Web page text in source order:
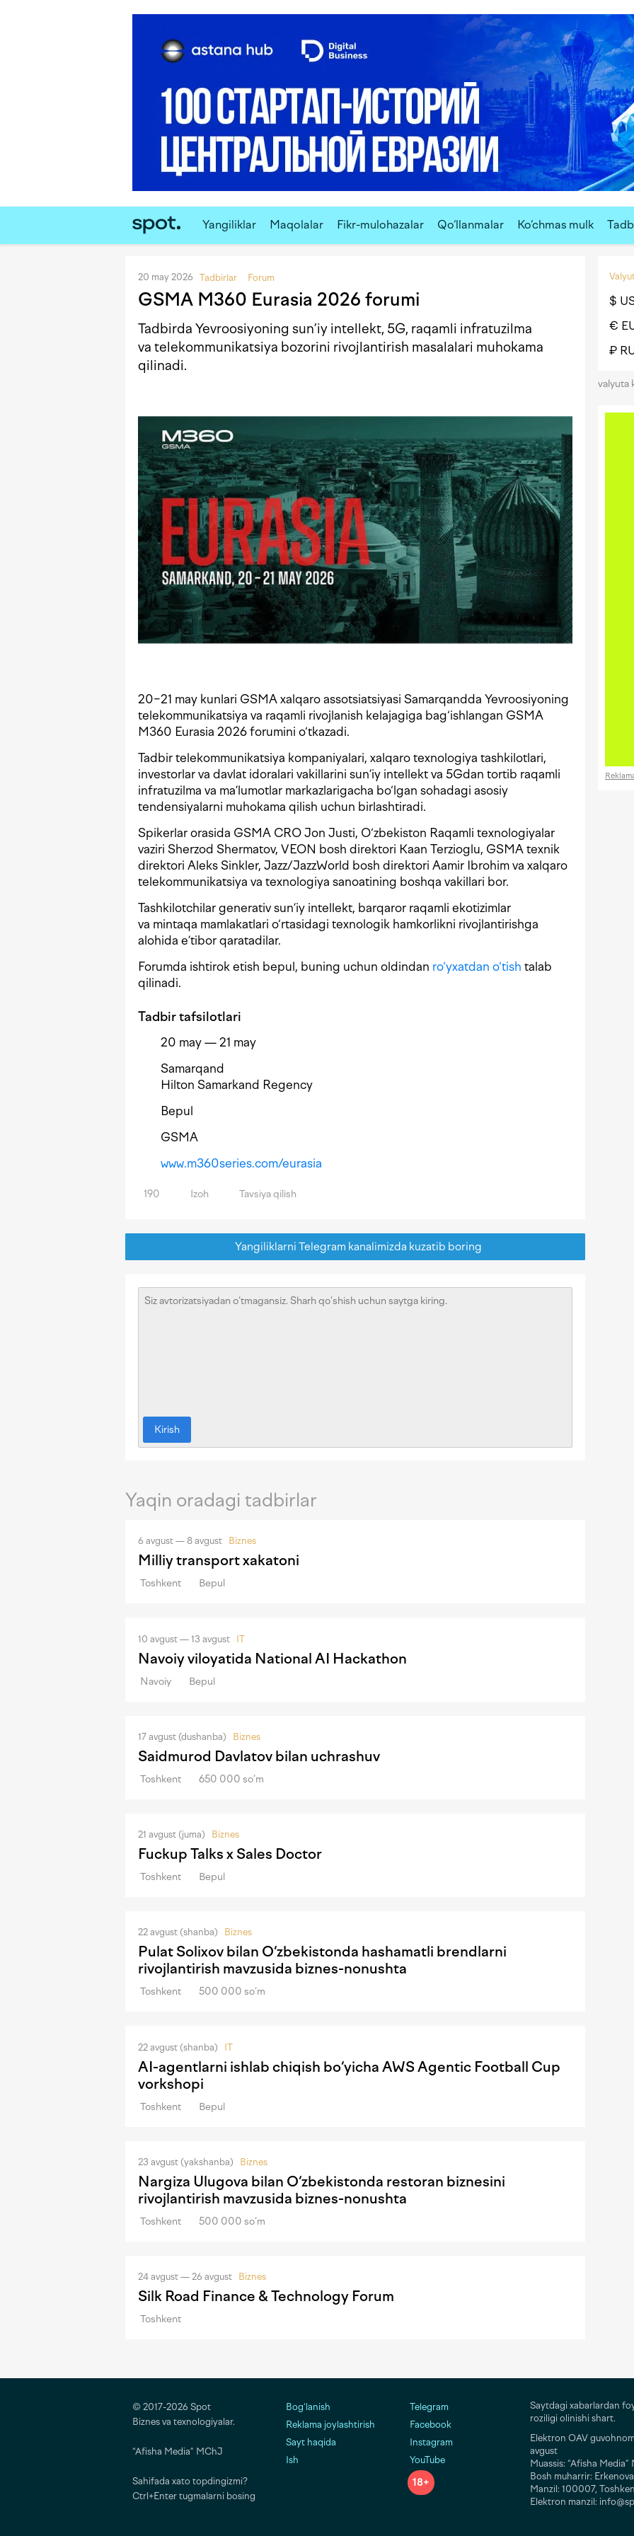
Yangiliklar Maqolalar Fikr-mulohazalar Qo‘llanmalar Ko‘chmas mulk
20 may 2026 Tadbirlar Forum
GSMA M360 Eurasia 2026 forumi
Tadbirda Yevroosiyoning sun’iy intellekt, 5G, raqamli infratuzilma
va telekommunikatsiya bozorini rivojlantirish masalalari muhokama
qilinadi.
20−21 may kunlari GSMA xalqaro assotsiatsiyasi Samarqandda Yevroosiyoning
telekommunikatsiya va raqamli rivojlanish kelajagiga bag‘ishlangan GSMA
M360 Eurasia 2026 forumini o‘tkazadi.
Tadbir telekommunikatsiya kompaniyalari, xalqaro texnologiya tashkilotlari,
investorlar va davlat idoralari vakillarini sun’iy intellekt va 5Gdan tortib raqamli
infratuzilma va ma’lumotlar markazlarigacha bo‘lgan sohadagi asosiy
tendensiyalarni muhokama qilish uchun birlashtiradi.
Spikerlar orasida GSMA CRO Jon Justi, O‘zbekiston Raqamli texnologiyalar
vaziri Sherzod Shermatov, VEON bosh direktori Kaan Terzioglu, GSMA texnik
direktori Aleks Sinkler, Jazz/JazzWorld bosh direktori Aamir Ibrohim va xalqaro
telekommunikatsiya va texnologiya sanoatining boshqa vakillari bor.
Tashkilotchilar generativ sun’iy intellekt, barqaror raqamli ekotizimlar
va mintaqa mamlakatlari o‘rtasidagi texnologik hamkorlikni rivojlantirishga
alohida e’tibor qaratadilar.
Forumda ishtirok etish bepul, buning uchun oldindan ro‘yxatdan o‘tish talab
qilinadi.
Tadbir tafsilotlari
20 may — 21 may
Samarqand
Hilton Samarkand Regency
Bepul
GSMA
www.m360series.com/eurasia
190 Izoh Tavsiya qilish
Yangiliklarni Telegram kanalimizda kuzatib boring
Kirish
Yaqin oradagi tadbirlar
6 avgust — 8 avgust Biznes
Milliy transport xakatoni
Toshkent Bepul
10 avgust — 13 avgust IT
Navoiy viloyatida National AI Hackathon
Navoiy Bepul
17 avgust (dushanba) Biznes
Saidmurod Davlatov bilan uchrashuv
Toshkent 650 000 so‘m
21 avgust (juma) Biznes
Fuckup Talks x Sales Doctor
Toshkent Bepul
22 avgust (shanba) Biznes
Pulat Solixov bilan O‘zbekistonda hashamatli brendlarni
rivojlantirish mavzusida biznes-nonushta
Toshkent 500 000 so‘m
22 avgust (shanba) IT
AI-agentlarni ishlab chiqish bo‘yicha AWS Agentic Football Cup
vorkshopi
Toshkent Bepul
23 avgust (yakshanba) Biznes
Nargiza Ulugova bilan O‘zbekistonda restoran biznesini
rivojlantirish mavzusida biznes-nonushta
Toshkent 500 000 so‘m
24 avgust — 26 avgust Biznes
Silk Road Finance & Technology Forum
Toshkent
$
€
₽
valyuta
© 2017-2026 Spot
Biznes va texnologiyalar.
“Afisha Media” MChJ
Sahifada xato topdingizmi?
Ctrl+Enter tugmalarni bosing
Bog‘lanish
Reklama joylashtirish
Sayt haqida
Ish
Telegram
Facebook
Instagram
YouTube
18+
Saytdagi xabarlardan
roziligi olinishi shart.
Elektron OAV
avgust
Muassis: “Afisha Media”
Bosh muharrir:
Manzil: 100007,
Elektron manzil: